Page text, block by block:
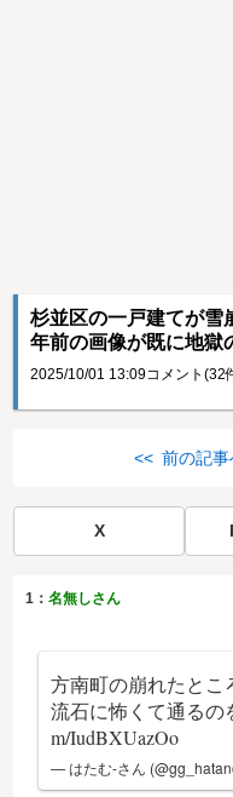
杉並区の一戸建てが雪
年前の画像が既に地獄
2025/10/01 13:09コメント(32
<< 前の記事
X
1：名無しさん
方南町の崩れたとこ
流石に怖くて通る
m/IudBXUazOo
— はたむ-さん